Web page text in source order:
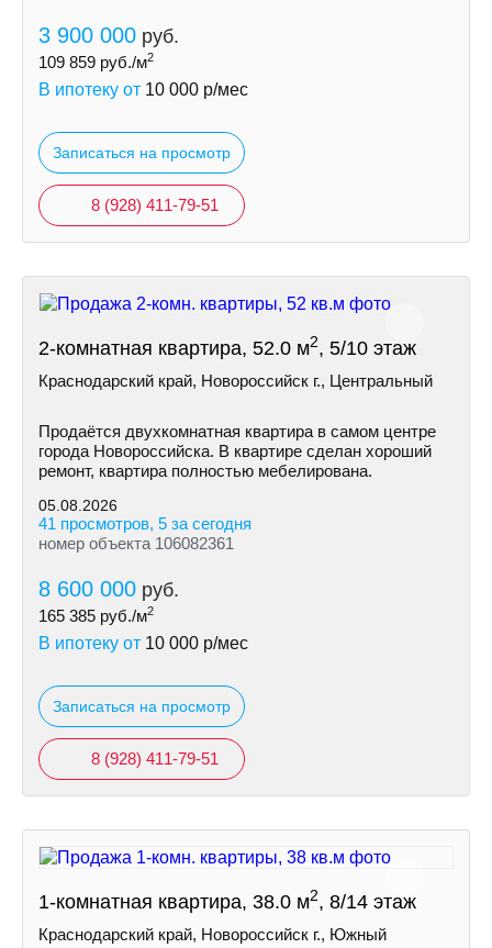
3 900 000 руб.
109 859 руб./м2
В ипотеку от 10 000 р/мес
Записаться на просмотр
8 (928) 411-79-51
2-комнатная квартира, 52.0 м2, 5/10 этаж
Краснодарский край, Новороссийск г., Центральный
Продаётся двухкомнатная квартира в самом центре
города Новороссийска. В квартире сделан хороший
ремонт, квартира полностью мебелирована.
05.08.2026
41 просмотров, 5 за сегодня
номер объекта 106082361
8 600 000 руб.
165 385 руб./м2
В ипотеку от 10 000 р/мес
Записаться на просмотр
8 (928) 411-79-51
1-комнатная квартира, 38.0 м2, 8/14 этаж
Краснодарский край, Новороссийск г., Южный